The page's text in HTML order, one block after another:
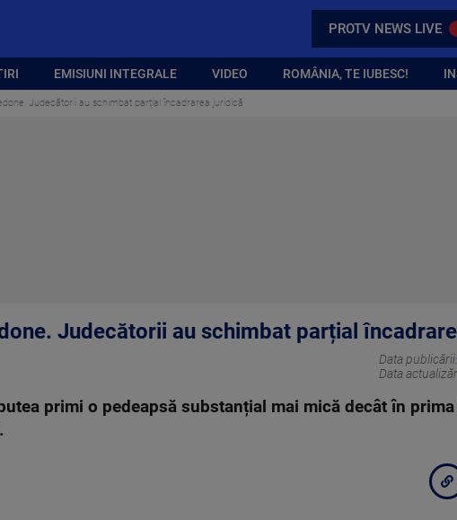
PROTV NEWS LIVE
EMISIUNI INTEGRALE VIDEO ROMÂNIA, TE IUBESC!
Judecătorii au schimbat parțial încadrarea juridică
Judecătorii au schimbat parțial
Data publicării:
Data
primi o pedeapsă substanțial mai mică decât în